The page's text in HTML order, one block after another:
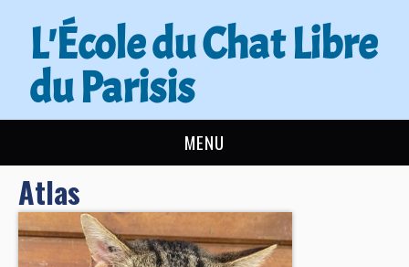
L'École du Chat Libre
du Parisis
MENU
L’ÉCOLE DU CHAT
ACTUALITÉS
Atlas